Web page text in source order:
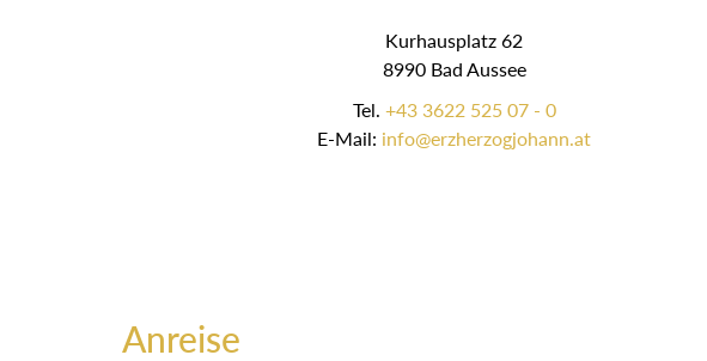
Kurhausplatz 62
8990 Bad Aussee
Tel. +43 3622 525 07 - 0
E-Mail: info@erzherzogjohann.at
Anreise